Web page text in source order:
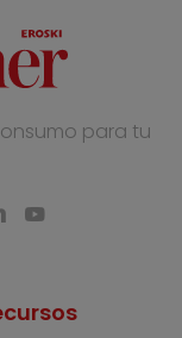
para tu